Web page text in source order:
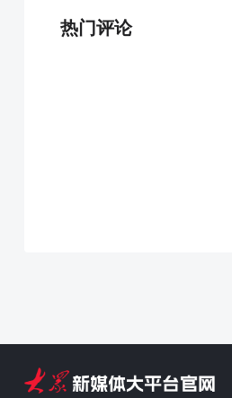
热门评论